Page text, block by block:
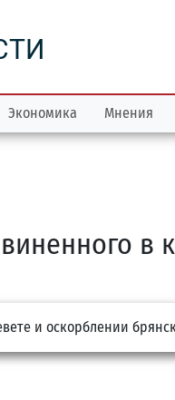
Экономика Мнения
в